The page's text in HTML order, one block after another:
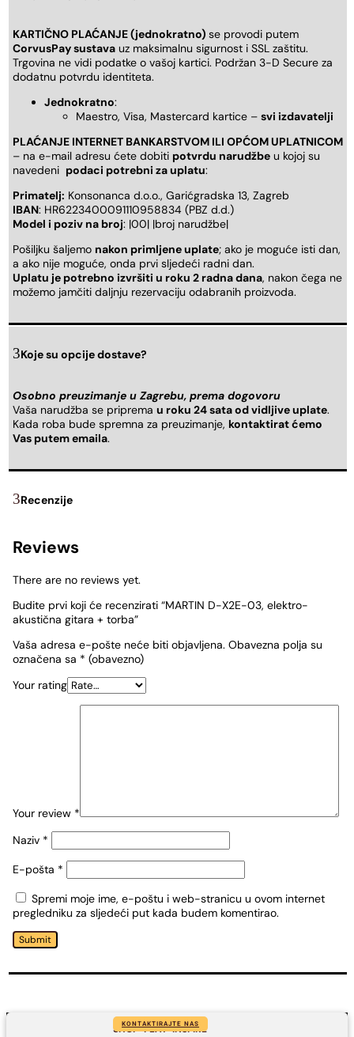
KARTIČNO PLAĆANJE (jednokratno) se provodi putem
CorvusPay sustava uz maksimalnu sigurnost i SSL zaštitu.
Trgovina ne vidi podatke o vašoj kartici. Podržan 3-D Secure za
dodatnu potvrdu identiteta.
Jednokratno:
Maestro, Visa, Mastercard kartice – svi izdavatelji
PLAĆANJE INTERNET BANKARSTVOM ILI OPĆOM UPLATNICOM
– na e-mail adresu ćete dobiti potvrdu narudžbe u kojoj su
navedeni podaci potrebni za uplatu:
Primatelj: Konsonanca d.o.o., Garićgradska 13, Zagreb
IBAN: HR6223400091110958834 (PBZ d.d.)
Model i poziv na broj: |00| |broj narudžbe|
Pošiljku šaljemo nakon primljene uplate; ako je moguće isti dan,
a ako nije moguće, onda prvi sljedeći radni dan.
Uplatu je potrebno izvršiti u roku 2 radna dana, nakon čega ne
možemo jamčiti daljnju rezervaciju odabranih proizvoda.
Koje su opcije dostave?
Osobno preuzimanje u Zagrebu, prema dogovoru
Vaša narudžba se priprema u roku 24 sata od vidljive uplate.
Kada roba bude spremna za preuzimanje, kontaktirat ćemo
Vas putem emaila.
Recenzije
Reviews
There are no reviews yet.
Budite prvi koji će recenzirati “MARTIN D-X2E-03, elektro-
akustična gitara + torba”
Vaša adresa e-pošte neće biti objavljena. Obavezna polja su
označena sa * (obavezno)
Your rating
Your review *
Naziv *
E-pošta *
Spremi moje ime, e-poštu i web-stranicu u ovom internet
pregledniku za sljedeći put kada budem komentirao.
Submit
SHOP-PLAY-INSPIRE
KONTAKTIRAJTE NAS